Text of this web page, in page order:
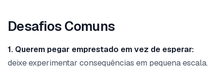
Desafios Comuns
1. Querem pegar emprestado em vez de esperar:
deixe experimentar consequências em pequena escala.